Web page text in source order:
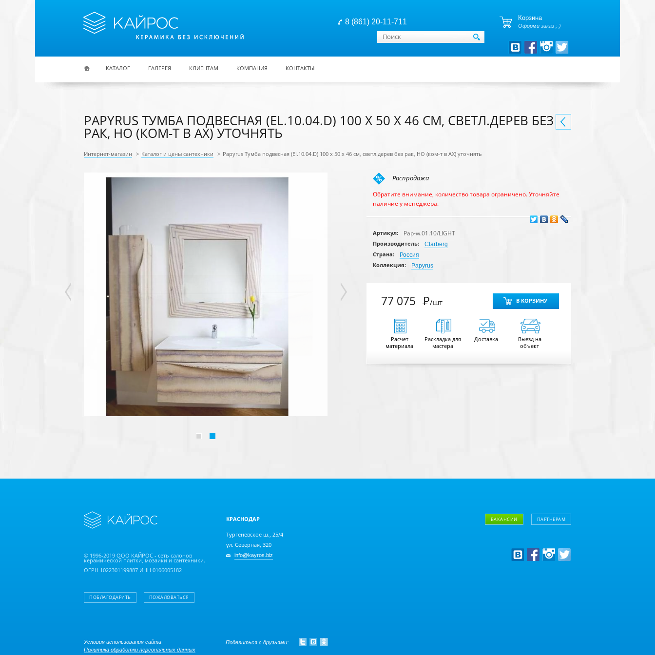
8 (861) 20-11-711 Корзина
Оформи заказ ;-)
Форма поиска
Поиск
КАТАЛОГ ГАЛЕРЕЯ КЛИЕНТАМ КОМПАНИЯ КОНТАКТЫ
PAPYRUS ТУМБА ПОДВЕСНАЯ (EL.10.04.D) 100 Х 50 Х 46 СМ, СВЕТЛ.ДЕРЕВ БЕЗ
РАК, НО (КОМ-Т В АХ) УТОЧНЯТЬ
Интернет-магазин > Каталог и цены сантехники > Papyrus Тумба подвесная (El.10.04.D) 100 х 50 х 46 см, светл.дерев без рак, НО (ком-т в АХ) уточнять
Распродажа
Обратите внимание, количество товара ограничено. Уточняйте
наличие у менеджера.
Артикул: Pap-w.01.10/LIGHT
Производитель:
Clarberg
Страна:
Россия
Коллекция:
Papyrus
77 075 Р/шт В КОРЗИНУ
Расчет
материала
Раскладка для
мастера
Доставка
Выезд на
объект
© 1996-2019 ООО КАЙРОС - сеть салонов
керамической плитки, мозаики и сантехники.
ОГРН 1022301199887 ИНН 0106005182
ПОБЛАГОДАРИТЬ ПОЖАЛОВАТЬСЯ
КРАСНОДАР
Тургеневское ш., 25/4
ул. Северная, 320
info@kayros.biz
ВАКАНСИИ ПАРТНЕРАМ
Оптовым клиентам
Условия использования сайта
Политика обработки персональных данных
Поделиться с друзьями: